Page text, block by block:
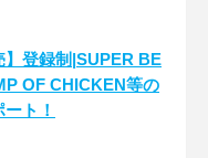
】登録制|SUPER BE
OF CHICKEN等の
ト！